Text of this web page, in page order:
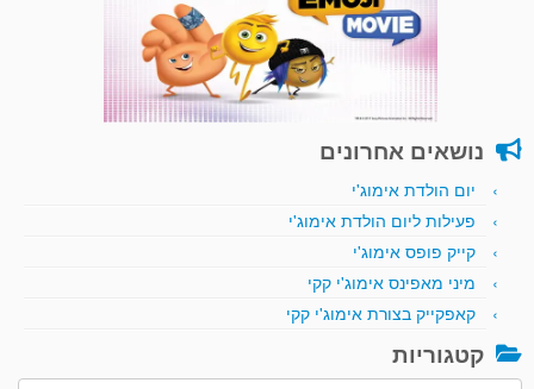
נושאים אחרונים
יום הולדת אימוג'י
פעילות ליום הולדת אימוג'י
קייק פופס אימוג'י
מיני מאפינס אימוג'י קקי
קאפקייק בצורת אימוג'י קקי
קטגוריות